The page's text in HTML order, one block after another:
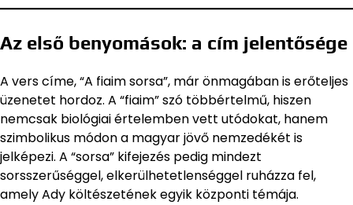
Az első benyomások: a cím jelentősége
A vers címe, “A fiaim sorsa”, már önmagában is erőteljes
üzenetet hordoz. A “fiaim” szó többértelmű, hiszen
nemcsak biológiai értelemben vett utódokat, hanem
szimbolikus módon a magyar jövő nemzedékét is
jelképezi. A “sorsa” kifejezés pedig mindezt
sorsszerűséggel, elkerülhetetlenséggel ruházza fel,
amely Ady költészetének egyik központi témája.